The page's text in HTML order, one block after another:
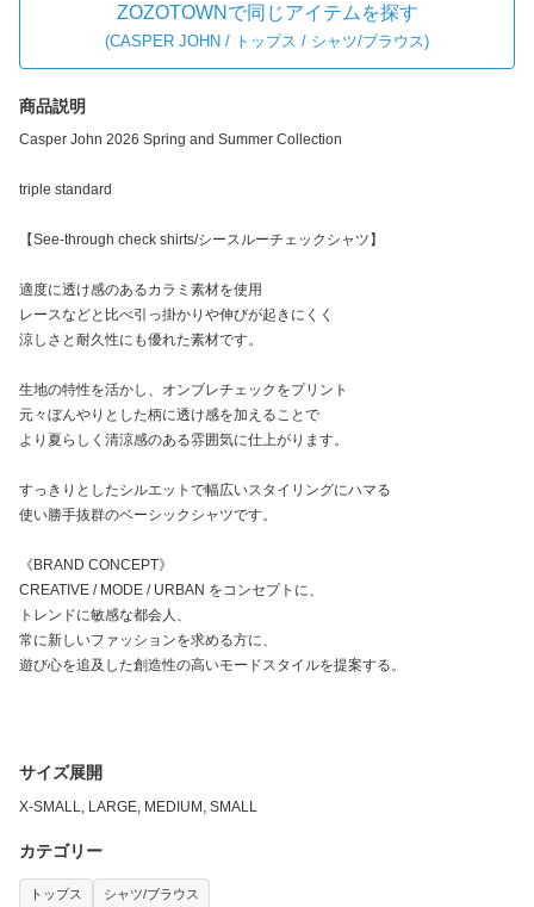
ZOZOTOWNで同じアイテムを探す
(CASPER JOHN / トップス / シャツ/ブラウス)
商品説明
Casper John 2026 Spring and Summer Collection
triple standard
【See-through check shirts/シースルーチェックシャツ】
適度に透け感のあるカラミ素材を使用
レースなどと比べ引っ掛かりや伸びが起きにくく
涼しさと耐久性にも優れた素材です。
生地の特性を活かし、オンブレチェックをプリント
元々ぼんやりとした柄に透け感を加えることで
より夏らしく清涼感のある雰囲気に仕上がります。
すっきりとしたシルエットで幅広いスタイリングにハマる
使い勝手抜群のベーシックシャツです。
《BRAND CONCEPT》
CREATIVE / MODE / URBAN をコンセプトに、
トレンドに敏感な都会人、
常に新しいファッションを求める方に、
遊び心を追及した創造性の高いモードスタイルを提案する。
サイズ展開
X-SMALL, LARGE, MEDIUM, SMALL
カテゴリー
トップス シャツ/ブラウス